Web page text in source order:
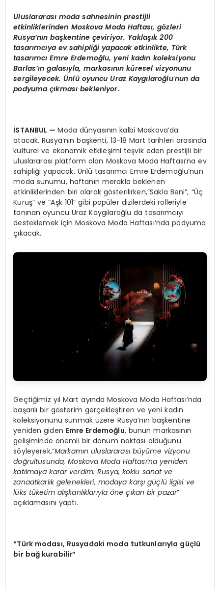
Uluslararası moda sahnesinin prestijli
etkinliklerinden Moskova Moda Haftası, gözleri
Rusya’nın başkentine çeviriyor. Yaklaşık 200
tasarımcıya ev sahipliği yapacak etkinlikte, Türk
tasarımcı Emre Erdemoğlu, yeni kadın koleksiyonu
Barlas’ın galasıyla, markasının küresel vizyonunu
sergileyecek.Ünlü oyuncu Uraz Kaygılaroğlu’nun da
podyuma çıkması bekleniyor.
İSTANBUL —Moda dünyasının kalbi Moskova’da
atacak. Rusya’nın başkenti, 13-18 Mart tarihleri arasında
kültürel ve ekonomik etkileşimi teşvik eden prestijli bir
uluslararası platform olan Moskova Moda Haftası’na ev
sahipliği yapacak. Ünlü tasarımcı Emre Erdemoğlu’nun
moda sunumu, haftanın merakla beklenen
etkinliklerinden biri olarak gösterilirken,”Sakla Beni”, “Üç
Kuruş” ve “Aşk 101” gibi popüler dizilerdeki rolleriyle
tanınan oyuncu Uraz Kaygılaroğlu da tasarımcıyı
desteklemek için Moskova Moda Haftası’nda podyuma
çıkacak.
Geçtiğimiz yıl Mart ayında Moskova Moda Haftası’nda
başarılı bir gösterim gerçekleştiren ve yeni kadın
koleksiyonunu sunmak üzere Rusya’nın başkentine
yeniden giden Emre Erdemoğlu, bunun markasının
gelişiminde önemli bir dönüm noktası olduğunu
söyleyerek,”Markamın uluslararası büyüme vizyonu
doğrultusunda, Moskova Moda Haftası’na yeniden
katılmaya karar verdim. Rusya, köklü sanat ve
zanaatkarlık gelenekleri, modaya karşı güçlü ilgisi ve
lüks tüketim alışkanlıklarıylaöne çıkan bir pazar”
açıklamasını yaptı.
“Türk modası, Rusyadaki moda tutkunlarıyla güçlü
bir bağ kurabilir”